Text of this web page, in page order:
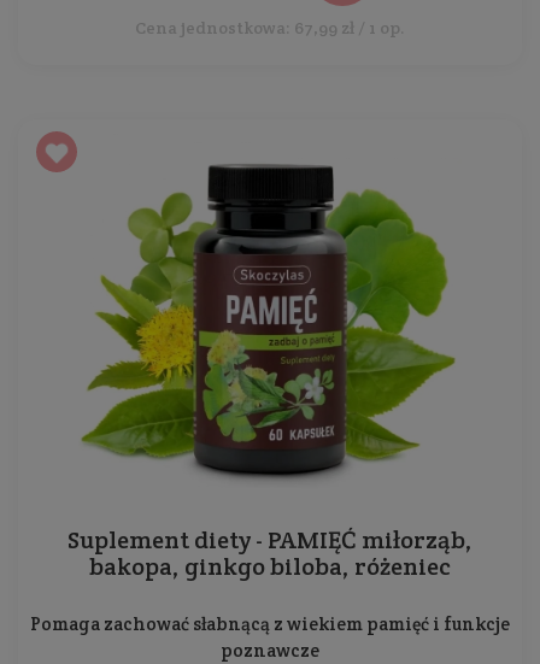
Cena jednostkowa: 67,99 zł / 1 op.
Suplement diety - PAMIĘĆ miłorząb,
bakopa, ginkgo biloba, różeniec
Pomaga zachować słabnącą z wiekiem pamięć i funkcje
poznawcze